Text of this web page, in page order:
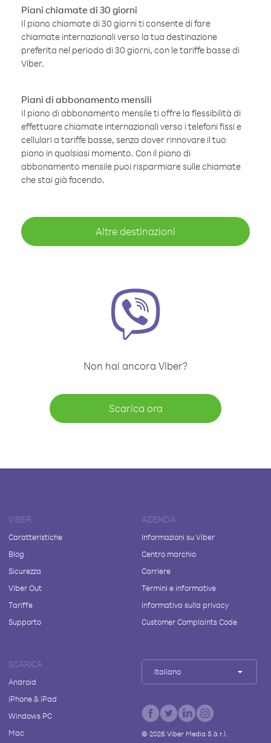
Piani chiamate di 30 giorni
Il piano chiamate di 30 giorni ti consente di fare
chiamate internazionali verso la tua destinazione
preferita nel periodo di 30 giorni, con le tariffe basse di
Viber.
Piani di abbonamento mensili
Il piano di abbonamento mensile ti offre la flessibilità di
effettuare chiamate internazionali verso i telefoni fissi e
cellulari a tariffe basse, senza dover rinnovare il tuo
piano in qualsiasi momento. Con il piano di
abbonamento mensile puoi risparmiare sulle chiamate
che stai già facendo.
Altre destinazioni
Non hai ancora Viber?
Scarica ora
VIBER
Caratteristiche
Blog
Sicurezza
Viber Out
Tariffe
Supporto
AZIENDA
Informazioni su Viber
Centro marchio
Carriere
Termini e informative
Informativa sulla privacy
Customer Complaints Code
SCARICA
Android
iPhone & iPad
Windows PC
Mac
Italiano
© 2026Viber Media S.à r.l.